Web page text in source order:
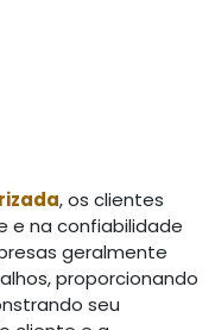
, os clientes
e na confiabilidade
geralmente
proporcionando
seu